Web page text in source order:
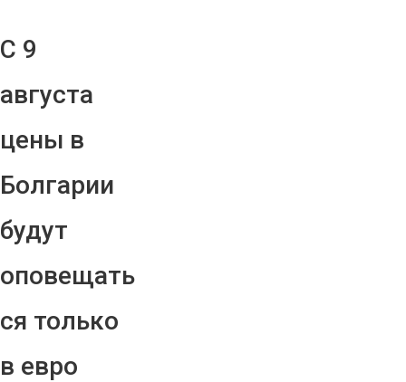
С 9
августа
цены в
Болгарии
будут
оповещать
ся только
в евро